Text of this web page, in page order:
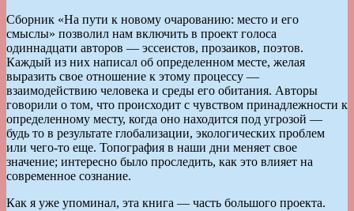
Сборник «На пути к новому очарованию: место и его
смыслы» позволил нам включить в проект голоса
одиннадцати авторов — эссеистов, прозаиков, поэтов.
Каждый из них написал об определенном месте, желая
выразить свое отношение к этому процессу —
взаимодействию человека и среды его обитания. Авторы
говорили о том, что происходит с чувством принадлежности к
определенному месту, когда оно находится под угрозой —
будь то в результате глобализации, экологических проблем
или чего-то еще. Топография в наши дни меняет свое
значение; интересно было проследить, как это влияет на
современное сознание.
Как я уже упоминал, эта книга — часть большого проекта.